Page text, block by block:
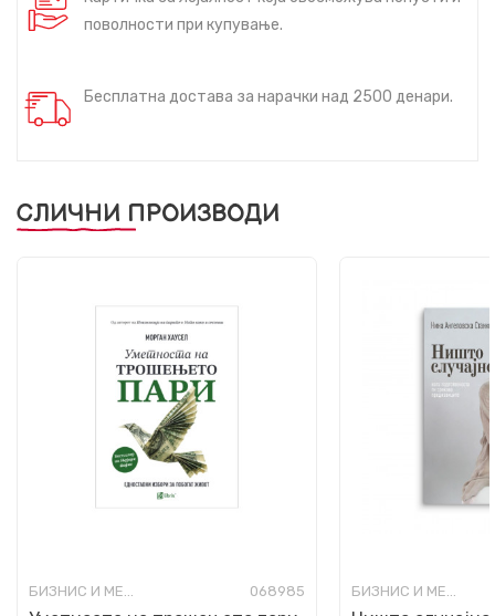
поволности при купување.
Бесплатна достава за нарачки над 2500 денари.
СЛИЧНИ ПРОИЗВОДИ
БИЗНИС И МЕНАЏМЕНТ 068985 БИЗНИС И МЕНАЏМЕНТ